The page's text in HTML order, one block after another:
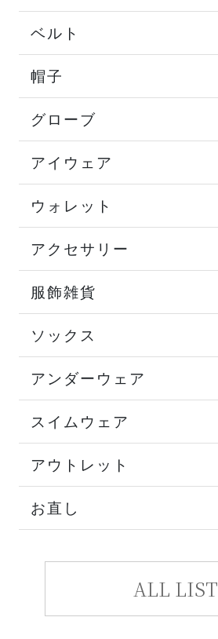
ベルト
帽子
グローブ
アイウェア
ウォレット
アクセサリー
服飾雑貨
ソックス
アンダーウェア
スイムウェア
アウトレット
お直し
ALL LIST